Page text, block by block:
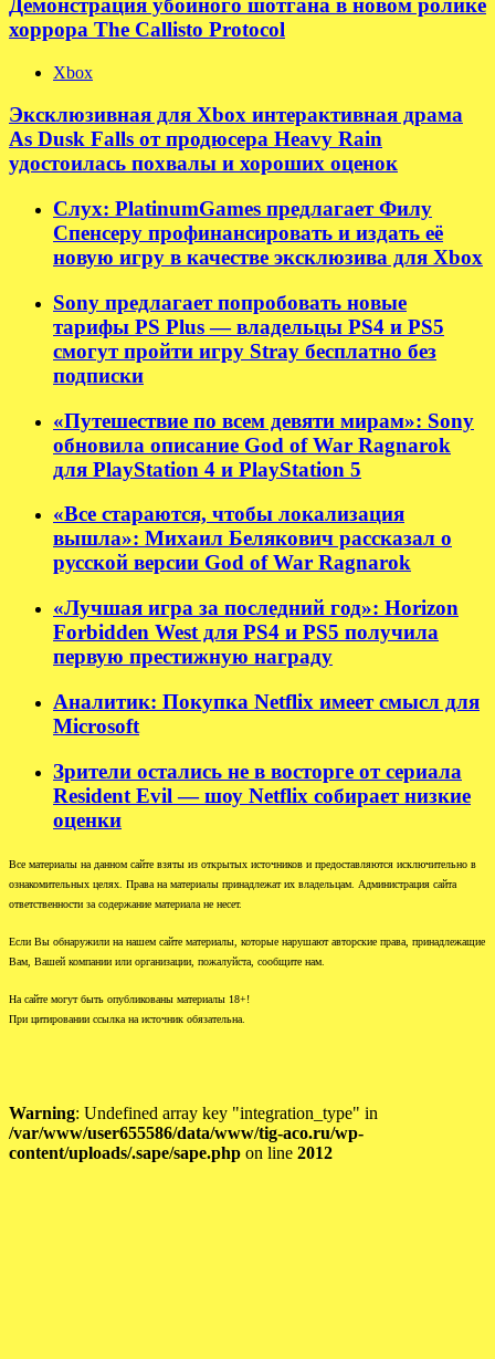
Демонстрация убойного шотгана в новом ролике
хоррора The Callisto Protocol
Xbox
Эксклюзивная для Xbox интерактивная драма
As Dusk Falls от продюсера Heavy Rain
удостоилась похвалы и хороших оценок
Слух: PlatinumGames предлагает Филу
Спенсеру профинансировать и издать её
новую игру в качестве эксклюзива для Xbox
Sony предлагает попробовать новые
тарифы PS Plus — владельцы PS4 и PS5
смогут пройти игру Stray бесплатно без
подписки
«Путешествие по всем девяти мирам»: Sony
обновила описание God of War Ragnarok
для PlayStation 4 и PlayStation 5
«Все стараются, чтобы локализация
вышла»: Михаил Белякович рассказал о
русской версии God of War Ragnarok
«Лучшая игра за последний год»: Horizon
Forbidden West для PS4 и PS5 получила
первую престижную награду
Аналитик: Покупка Netflix имеет смысл для
Microsoft
Зрители остались не в восторге от сериала
Resident Evil — шоу Netflix собирает низкие
оценки
Все материалы на данном сайте взяты из открытых источников и предоставляются исключительно в
ознакомительных целях. Права на материалы принадлежат их владельцам. Администрация сайта
ответственности за содержание материала не несет.
Если Вы обнаружили на нашем сайте материалы, которые нарушают авторские права, принадлежащие
Вам, Вашей компании или организации, пожалуйста, сообщите нам.
На сайте могут быть опубликованы материалы 18+!
При цитировании ссылка на источник обязательна.
Warning: Undefined array key "integration_type" in
/var/www/user655586/data/www/tig-aco.ru/wp-
content/uploads/.sape/sape.php on line 2012